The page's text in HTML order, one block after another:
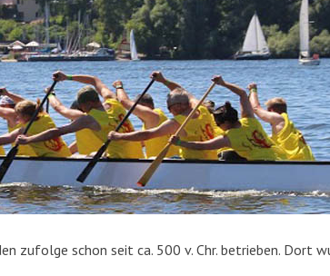
zufolge schon seit ca. 500 v. Chr. betrieben. Dort